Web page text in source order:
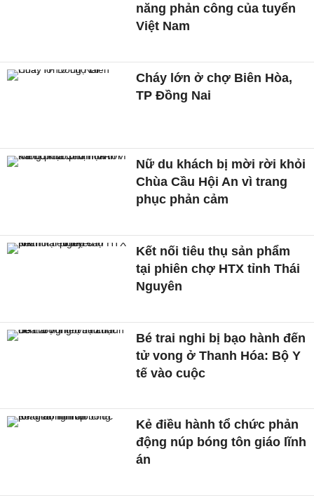
năng phản công của tuyển
Việt Nam
Cháy lớn ở chợ Biên Hòa,
TP Đồng Nai
Nữ du khách bị mời rời khỏi
Chùa Cầu Hội An vì trang
phục phản cảm
Kết nối tiêu thụ sản phẩm
tại phiên chợ HTX tỉnh Thái
Nguyên
Bé trai nghi bị bạo hành đến
tử vong ở Thanh Hóa: Bộ Y
tế vào cuộc
Kẻ điều hành tổ chức phản
động núp bóng tôn giáo lĩnh
án